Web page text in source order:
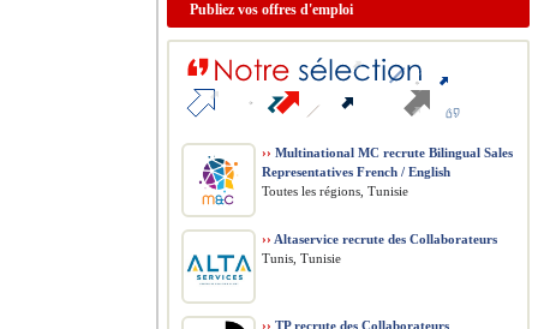
Publiez vos offres d'emploi
›› Multinational MC recrute Bilingual Sales
Representatives French / English
Toutes les régions, Tunisie
›› Altaservice recrute des Collaborateurs
Tunis, Tunisie
›› TP recrute des Collaborateurs